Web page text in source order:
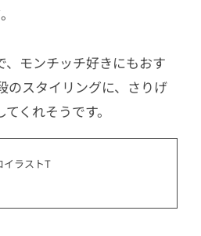
モンチッチ好きにもおす
のスタイリングに、さりげ
くれそうです。
イラストT